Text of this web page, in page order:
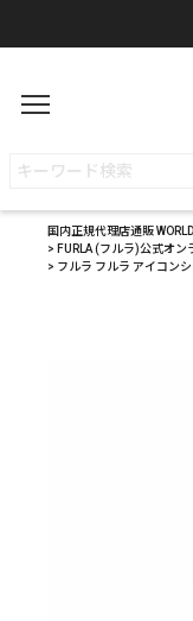
国内正規代理店通販 WORLD
FURLA (フルラ)公式オン
フルラ フルラ アイコン